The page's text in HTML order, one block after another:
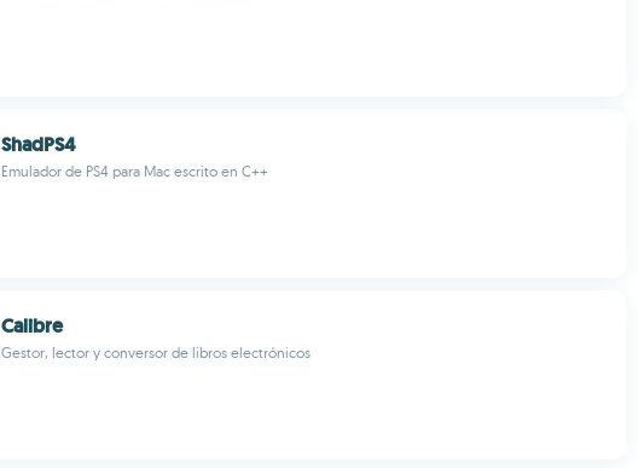
ShadPS4
Emulador de PS4 para Mac escrito en C++
Calibre
Gestor, lector y conversor de libros electrónicos